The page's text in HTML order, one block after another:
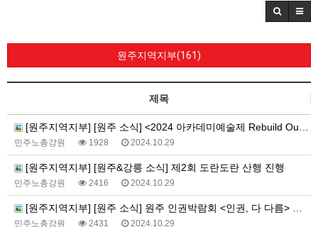
원주지역지부(161)
제목
[원주지역지부] [원주 소식] <2024 아카데미예술제 Rebuild Our Culture> 성사
민주노총강원 1928 2024.10.29
[원주지역지부] [원주&강릉 소식] 제2회 도란도란 산행 진행
민주노총강원 2416 2024.10.29
[원주지역지부] [원주 소식] 원주 인권박람회 <인권, 다 다름> 참여
민주노총강원 2431 2024.10.29